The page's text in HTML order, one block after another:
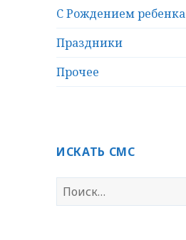
С Рождением ребенка
Праздники
Прочее
ИСКАТЬ СМС
Н
а